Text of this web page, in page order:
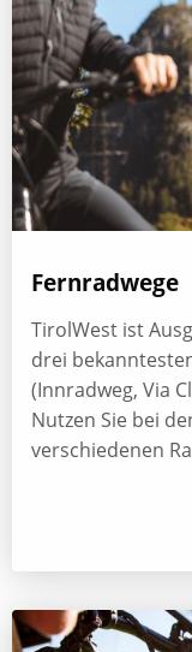
Fernradwege
TirolWest ist
drei
(Innradweg, Via
Nutzen Sie bei
verschiedenen